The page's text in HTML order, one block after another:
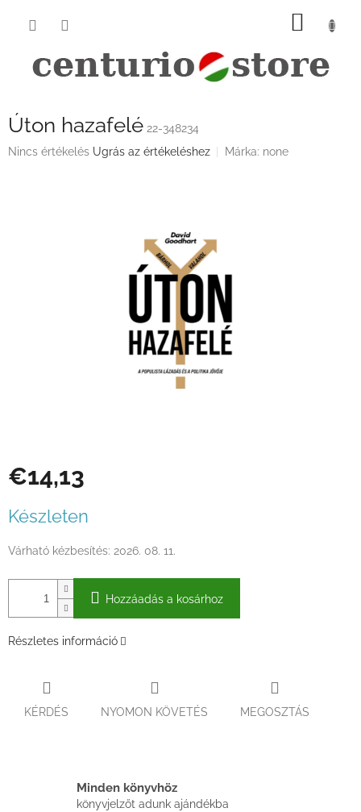
KOSÁR
Úton hazafelé 22-348234
A
Nincs értékelés Ugrás az értékeléshez Márka: none
€14,13
Készleten
Várható kézbesítés: 2026. 08. 11.
Hozzáadás a kosárhoz
Részletes információ
KÉRDÉS NYOMON KÖVETÉS MEGOSZTÁS
Minden könyvhöz
könyvjelzőt adunk ajándékba